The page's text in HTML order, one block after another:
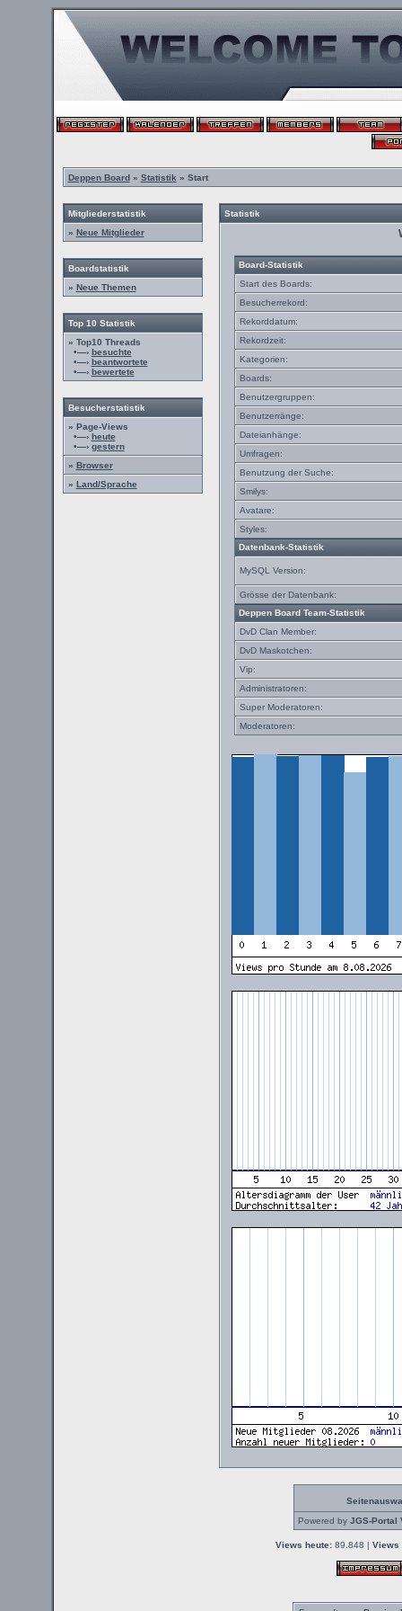
Deppen Board» Statistik » Start
Mitgliederstatistik
» Neue Mitglieder
Boardstatistik
» Neue Themen
Top 10 Statistik
» Top10 Threads
•—› besuchte
•—› beantwortete
•—› bewertete
Besucherstatistik
» Page-Views
•—› heute
•—› gestern
» Browser
» Land/Sprache
Statistik
Board-Statistik
Start des Boards:
Besucherrekord:
Rekorddatum:
Rekordzeit:
Kategorien:
Boards:
Benutzergruppen:
Benutzerränge:
Dateianhänge:
Umfragen:
Benutzung der Suche:
Smilys:
Avatare:
Styles:
Datenbank-Statistik
MySQL Version:
Grösse der Datenbank:
Deppen Board Team-Statistik
DvD Clan Member:
DvD Maskotchen:
Vip:
Administratoren:
Super Moderatoren:
Moderatoren:
Powered by JGS-Portal
Views heute: 89.848 | Views